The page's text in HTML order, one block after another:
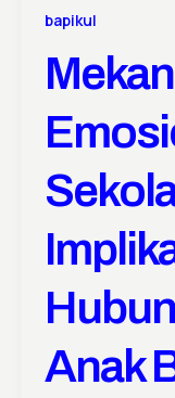
bapikul
Anak